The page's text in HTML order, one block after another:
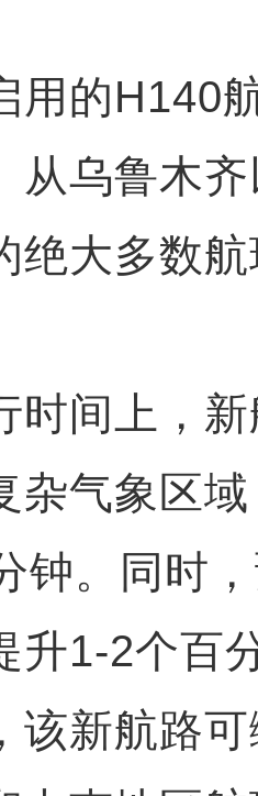
的H140航
从乌鲁木
绝大多数
间上，新
杂气象区
钟。同时
升1-2个百
新航路可